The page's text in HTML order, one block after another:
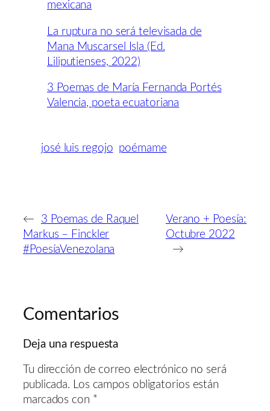
mexicana
La ruptura no será televisada de
Mana Muscarsel Isla (Ed.
Liliputienses, 2022)
3 Poemas de María Fernanda Portés
Valencia, poeta ecuatoriana
josé luis regojo poémame
←
3 Poemas de Raquel
Markus – Finckler
#PoesíaVenezolana
Verano + Poesía:
Octubre 2022
→
Comentarios
Deja una respuesta
Tu dirección de correo electrónico no será
publicada. Los campos obligatorios están
marcados con *